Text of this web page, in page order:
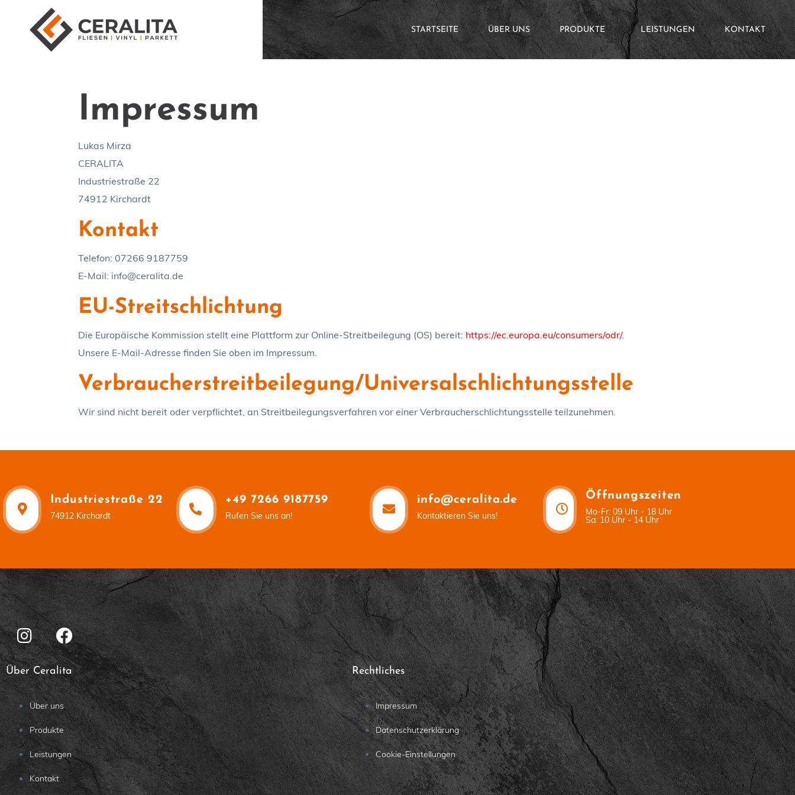
STARTSEITE ÜBER UNS PRODUKTE LEISTUNGEN KONTAKT
Impressum
Lukas Mirza
CERALITA
Industriestraße 22
74912 Kirchardt
Kontakt
Telefon: 07266 9187759
E-Mail: info@ceralita.de
EU-Streitschlichtung
Die Europäische Kommission stellt eine Plattform zur Online-Streitbeilegung (OS) bereit: https://ec.europa.eu/consumers/odr/.
Unsere E-Mail-Adresse finden Sie oben im Impressum.
Verbraucher­streit­beilegung/Universal­schlichtungs­stelle
Wir sind nicht bereit oder verpflichtet, an Streitbeilegungsverfahren vor einer Verbraucherschlichtungsstelle teilzunehmen.
Industriestraße 22
74912 Kirchardt
+49 7266 9187759
Rufen Sie uns an!
info@ceralita.de
Kontaktieren Sie uns!
Öffnungszeiten
Mo-Fr: 09 Uhr - 18 Uhr
Sa: 10 Uhr - 14 Uhr
Über Ceralita
Über uns
Produkte
Leistungen
Kontakt
Rechtliches
Impressum
Datenschutzerklärung
Cookie-Einstellungen